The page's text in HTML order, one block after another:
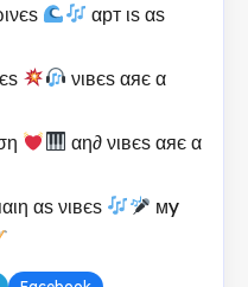
αрт ιѕ αѕ
νιвєѕ αяє α
αη∂ νιвєѕ αяє α
αѕ νιвєѕ
мy